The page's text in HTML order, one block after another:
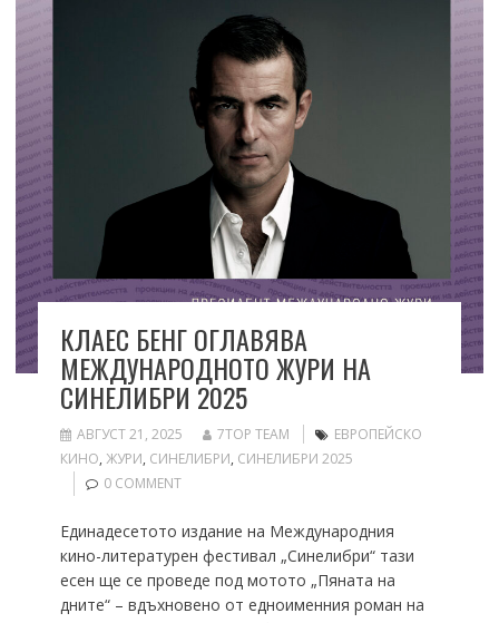
КЛАЕС БЕНГ ОГЛАВЯВА
МЕЖДУНАРОДНОТО ЖУРИ НА
СИНЕЛИБРИ 2025
АВГУСТ 21, 2025 7TOP TEAM
ЕВРОПЕЙСКО
КИНО, ЖУРИ, СИНЕЛИБРИ, СИНЕЛИБРИ 2025
0 COMMENT
Единадесетото издание на Международния
кино-литературен фестивал „Синелибри“ тази
есен ще се проведе под мотото „Пяната на
дните“ – вдъхновено от едноименния роман на